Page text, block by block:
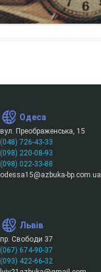
Одеса
вул. Преображенська, 15
(048) 726-43-33
(098) 220-08-93
(098) 022-33-88
odessa15@azbuka-bp.com.ua
Львів
пр. Свободи 37
(067) 674-90-37
(093) 422-66-32